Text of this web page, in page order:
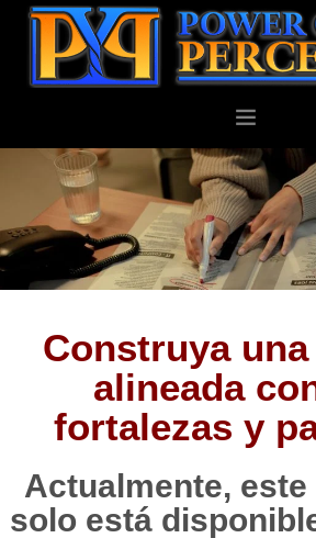
PERSONAL
NEGOCIOS
ACERCA DE
BLOG
Construya
alineada
fortalezas y
Actualmente,
solo está